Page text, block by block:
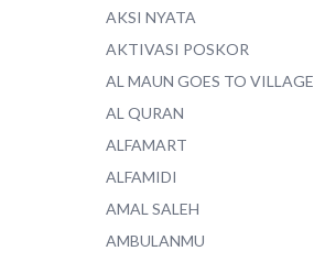
AKSI NYATA
AKTIVASI POSKOR
AL MAUN GOES TO VILLAGE
AL QURAN
ALFAMART
ALFAMIDI
AMAL SALEH
AMBULANMU